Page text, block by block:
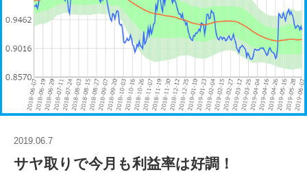
2019.06.7
サヤ取りで今月も利益率は好調！